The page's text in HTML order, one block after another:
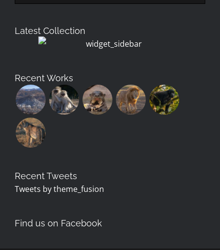
Latest Collection
Recent Works
Recent Tweets
Tweets by theme_fusion
Find us on Facebook